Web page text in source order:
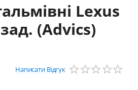
Lexus
(Advics)
Написати Відгук